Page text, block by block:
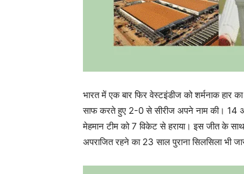
भारत में एक बार फिर वेस्टइंडीज को शर्मनाक हार
साफ करते हुए 2-0 से सीरीज अपने नाम की। 14
मेहमान टीम को 7 विकेट से हराया। इस जीत के
अपराजित रहने का 23 साल पुराना सिलसिला भी